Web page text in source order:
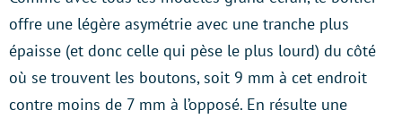
offre une légère asymétrie avec une tranche plus
épaisse (et donc celle qui pèse le plus lourd) du côté
où se trouvent les boutons, soit 9 mm à cet endroit
contre moins de 7 mm à l’opposé. En résulte une